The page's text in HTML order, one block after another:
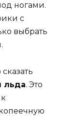
ногами.
с
выбрать
льда. Это